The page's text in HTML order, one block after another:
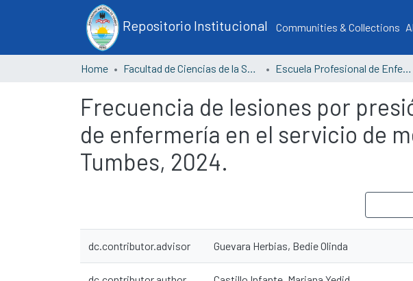
Repositorio Institucional Communities & Collections
Home Facultad de Ciencias de la Salud Escuela Profesional de Enfermería
Frecuencia de lesiones por
de enfermería en el servicio de
Tumbes, 2024.
dc.contributor.advisor Guevara Herbias, Bedie Olinda